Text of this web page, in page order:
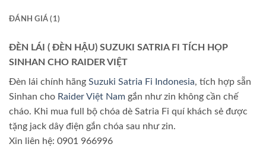
ĐÁNH GIÁ (1)
ĐÈN LÁI ( ĐÈN HẬU) SUZUKI SATRIA FI TÍCH HỌP
SINHAN CHO RAIDER VIỆT
Đèn lái chính hãng Suzuki Satria Fi Indonesia, tích hợp sẵn
Sinhan cho Raider Việt Nam gắn như zin không cần chế
cháo. Khi mua full bộ chóa dè Satria Fi quí khách sẻ được
tặng jack dây điện gắn chóa sau như zin.
Xin liên hệ: 0901 966996